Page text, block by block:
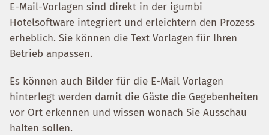
E-Mail-Vorlagen sind direkt in der igumbi
Hotelsoftware integriert und erleichtern den Prozess
erheblich. Sie können die Text Vorlagen für Ihren
Betrieb anpassen.
Es können auch Bilder für die E-Mail Vorlagen
hinterlegt werden damit die Gäste die Gegebenheiten
vor Ort erkennen und wissen wonach Sie Ausschau
halten sollen.